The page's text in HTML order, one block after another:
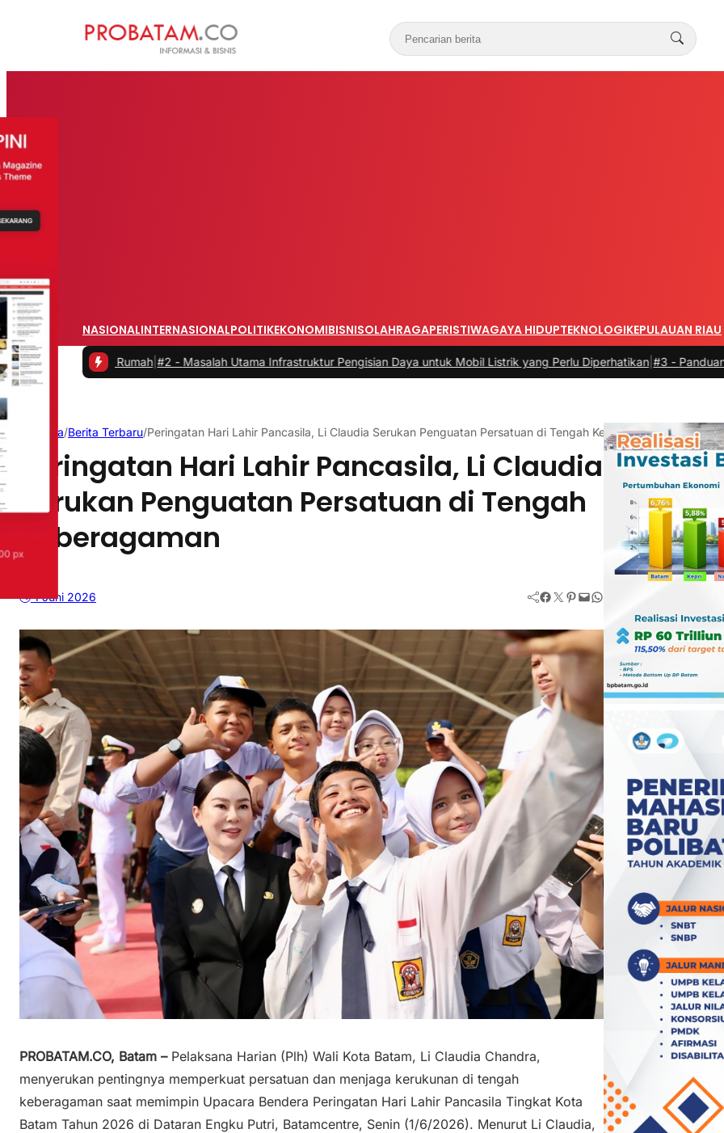
NASIONALINTERNASIONALPOLITIKEKONOMIBISNISOLAHRAGAPERISTIWAGAYA HIDUPTEKNOLOGIKEPULAUAN RIAU
Rumah Masalah Utama Infrastruktur Pengisian Daya untuk Mobil Listrik yang Perlu Diperhatikan|#3 -Panduan Belanja Online
Beranda/Berita Terbaru/Peringatan Hari Lahir Pancasila, Li Claudia Serukan Penguatan Persatuan di Tengah Keberagaman
Peringatan Hari Lahir Pancasila, Li Claudia
Serukan Penguatan Persatuan di Tengah
Keberagaman
1 Juni 2026 Facebook Twitter Pinterest Mail WhatsApp
PROBATAM.CO, Batam – Pelaksana Harian (Plh) Wali Kota Batam, Li Claudia Chandra,
menyerukan pentingnya memperkuat persatuan dan menjaga kerukunan di tengah
keberagaman saat memimpin Upacara Bendera Peringatan Hari Lahir Pancasila Tingkat Kota
Batam Tahun 2026 di Dataran Engku Putri, Batamcentre, Senin (1/6/2026). Menurut Li Claudia,